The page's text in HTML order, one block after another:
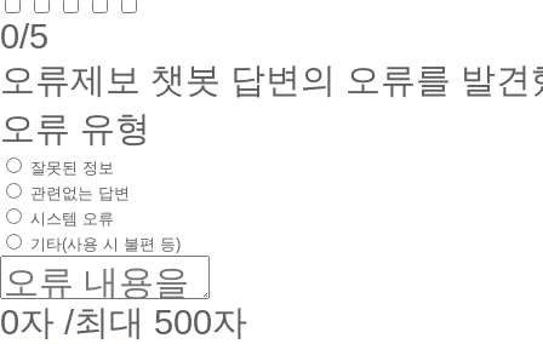
0/5
오류제보 챗봇 답변의 오류를 발
오류 유형
잘못된 정보
관련없는 답변
시스템 오류
기타(사용 시 불편 등)
0자 /최대 500자